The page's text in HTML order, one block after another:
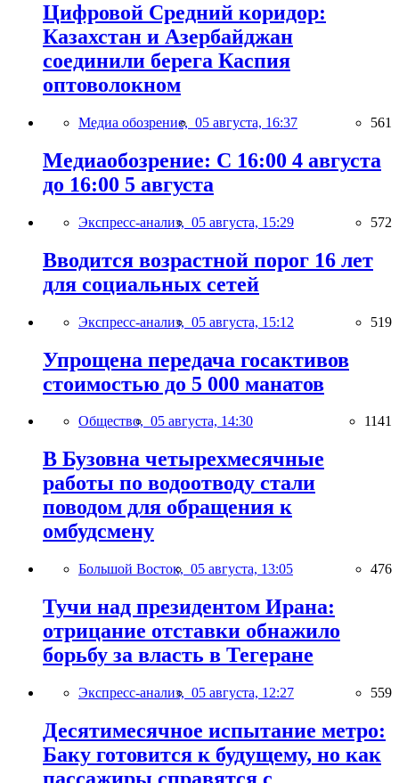
Цифровой Средний коридор:
Казахстан и Азербайджан
соединили берега Каспия
оптоволокном
Медиа обозрение, 05 августа, 16:37 561
Медиаобозрение: С 16:00 4 августа
до 16:00 5 августа
Экспресс-анализ, 05 августа, 15:29 572
Вводится возрастной порог 16 лет
для социальных сетей
Экспресс-анализ, 05 августа, 15:12 519
Упрощена передача госактивов
стоимостью до 5 000 манатов
Общество, 05 августа, 14:30 1141
В Бузовна четырехмесячные
работы по водоотводу стали
поводом для обращения к
омбудсмену
Большой Восток, 05 августа, 13:05 476
Тучи над президентом Ирана:
отрицание отставки обнажило
борьбу за власть в Тегеране
Экспресс-анализ, 05 августа, 12:27 559
Десятимесячное испытание метро:
Баку готовится к будущему, но как